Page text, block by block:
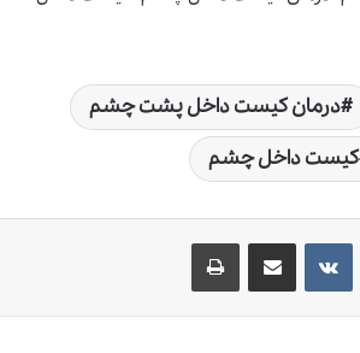
درمان کیست داخل پشت چشم
کیست داخل چشم
‫VKontakteاشتراک گذاری از طریق ایمیل چاپ